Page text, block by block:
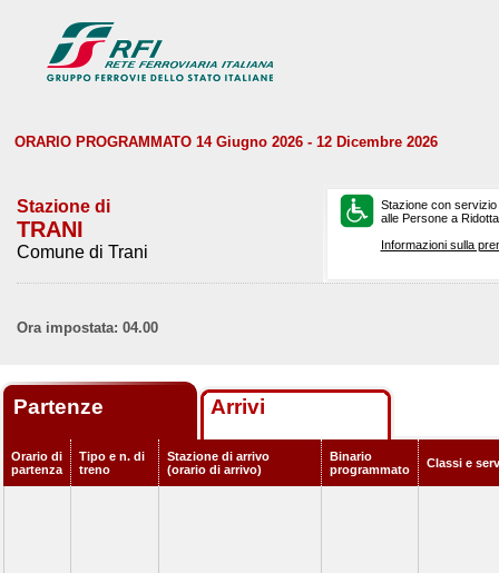
ORARIO PROGRAMMATO 14 Giugno 2026 - 12 Dicembre 2026
Stazione di
TRANI
Comune di Trani
Stazione con
alle Persone a
Informazioni sulla
Ora impostata: 04.00
Partenze Arrivi
Orario di
partenza
Tipo e n. di
treno
Stazione di arrivo
(orario di arrivo)
Binario
programmato
Classi e